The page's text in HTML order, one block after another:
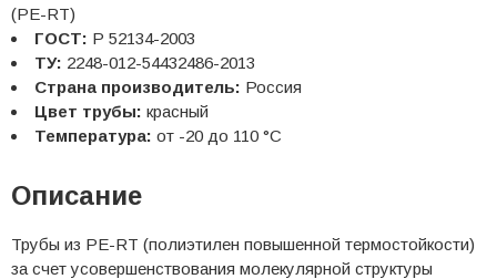
(PE-RT)
ГОСТ: Р 52134-2003
ТУ: 2248-012-54432486-2013
Страна производитель: Россия
Цвет трубы: красный
Температура: от -20 до 110 °С
Описание
Трубы из PE-RT (полиэтилен повышенной термостойкости)
за счет усовершенствования молекулярной структуры